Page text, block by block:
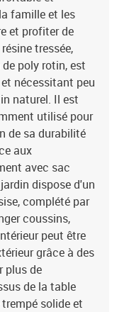
: 83 x 62 x 69 cm
(l x P)Hauteur du siège à
à partir du sol : 55
tressée, acier enduit de
x 37 cm (L x l x
la couverture : tissu
du coussin de siège :
de dossier : fibre de
x 55 x 3 cm (l x P x
45 x 13 cm (L x l x é)La
d'angle avec
x siège central
sac résistant à l'eau2
et sac résistant
siège avec housse
famille et les
et profiter de
tressée,
poly rotin, est
nécessitant peu
naturel. Il est
utilisé pour
de sa durabilité
aux
avec sac
dispose d'un
complété par
coussins,
peut être
grâce à des
plus de
de la table
solide et